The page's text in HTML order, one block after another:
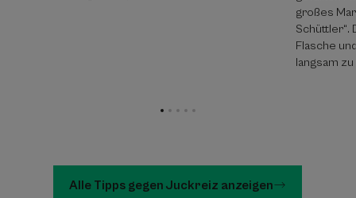
großes
Schüttler“.
Flasche
langsam
Alle Tipps gegen Juckreiz anzeigen